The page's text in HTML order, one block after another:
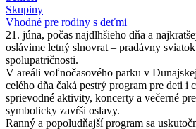
Skupiny
Vhodné pre rodiny s deťmi
21. júna, počas najdlhšieho dňa a
oslávime letný slnovrat – pradávny
spolupatričnosti.
V areáli voľnočasového parku v
celého dňa čaká pestrý program pre deti i
sprievodné aktivity, koncerty a večerné
symbolicky zavŕši oslavy.
Ranný a popoludňajší program sa